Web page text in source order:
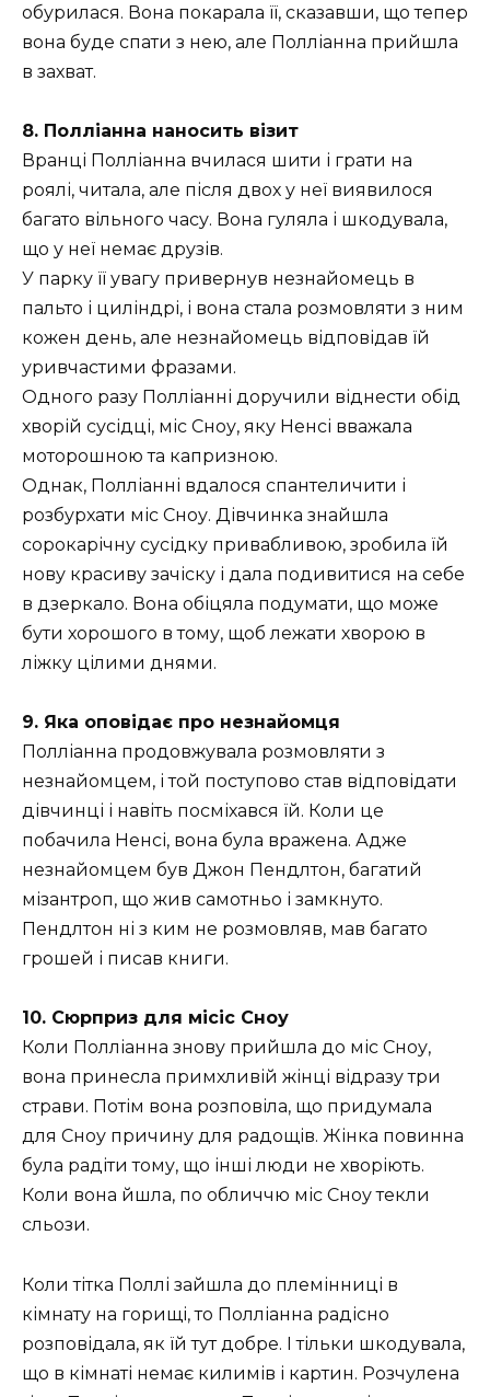
обурилася. Вона покарала її, сказавши, що тепер
вона буде спати з нею, але Полліанна прийшла
в захват.
8. Полліанна наносить візит
Вранці Полліанна вчилася шити і грати на
роялі, читала, але після двох у неї виявилося
багато вільного часу. Вона гуляла і шкодувала,
що у неї немає друзів.
У парку її увагу привернув незнайомець в
пальто і циліндрі, і вона стала розмовляти з ним
кожен день, але незнайомець відповідав їй
уривчастими фразами.
Одного разу Полліанні доручили віднести обід
хворій сусідці, міс Сноу, яку Ненсі вважала
моторошною та капризною.
Однак, Полліанні вдалося спантеличити і
розбурхати міс Сноу. Дівчинка знайшла
сорокарічну сусідку привабливою, зробила їй
нову красиву зачіску і дала подивитися на себе
в дзеркало. Вона обіцяла подумати, що може
бути хорошого в тому, щоб лежати хворою в
ліжку цілими днями.
9. Яка оповідає про незнайомця
Полліанна продовжувала розмовляти з
незнайомцем, і той поступово став відповідати
дівчинці і навіть посміхався їй. Коли це
побачила Ненсі, вона була вражена. Адже
незнайомцем був Джон Пендлтон, багатий
мізантроп, що жив самотньо і замкнуто.
Пендлтон ні з ким не розмовляв, мав багато
грошей і писав книги.
10. Сюрприз для місіс Сноу
Коли Полліанна знову прийшла до міс Сноу,
вона принесла примхливій ​​жінці відразу три
страви. Потім вона розповіла, що придумала
для Сноу причину для радощів. Жінка повинна
була радіти тому, що інші люди не хворіють.
Коли вона йшла, по обличчю міс Сноу текли
сльози.
Коли тітка Поллі зайшла до племінниці в
кімнату на горищі, то Полліанна радісно
розповідала, як їй тут добре. І тільки шкодувала,
що в кімнаті немає килимів і картин. Розчулена